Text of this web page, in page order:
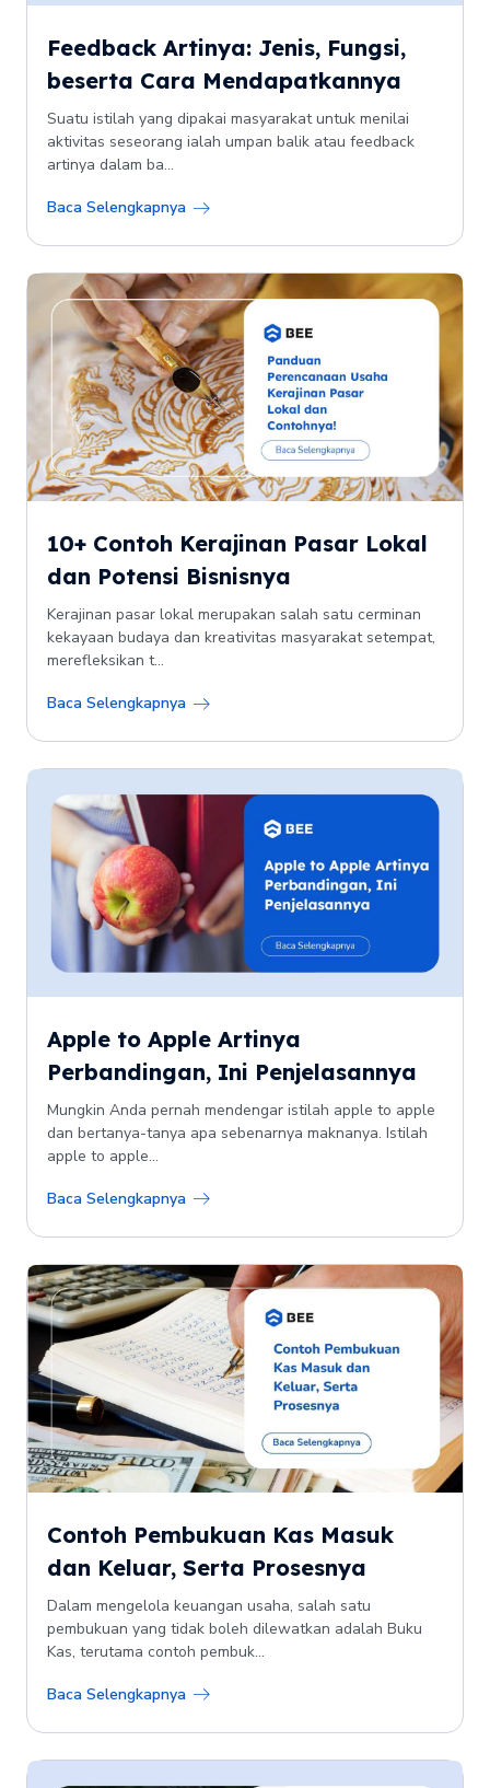
Feedback Artinya: Jenis, Fungsi,
beserta Cara Mendapatkannya
Suatu istilah yang dipakai masyarakat untuk menilai
aktivitas seseorang ialah umpan balik atau feedback
artinya dalam ba...
Baca Selengkapnya
10+ Contoh Kerajinan Pasar Lokal
dan Potensi Bisnisnya
Kerajinan pasar lokal merupakan salah satu cerminan
kekayaan budaya dan kreativitas masyarakat setempat,
merefleksikan t...
Baca Selengkapnya
Apple to Apple Artinya
Perbandingan, Ini Penjelasannya
Mungkin Anda pernah mendengar istilah apple to apple
dan bertanya-tanya apa sebenarnya maknanya. Istilah
apple to apple...
Baca Selengkapnya
Contoh Pembukuan Kas Masuk
dan Keluar, Serta Prosesnya
Dalam mengelola keuangan usaha, salah satu
pembukuan yang tidak boleh dilewatkan adalah Buku
Kas, terutama contoh pembuk...
Baca Selengkapnya